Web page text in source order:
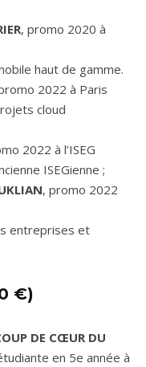
, promo 2020 à
haut de gamme.
2022 à Paris
cloud
2022 à l’ISEG
ISEGienne ;
, promo 2022
entreprises et
€)
DE CŒUR DU
en 5e année à